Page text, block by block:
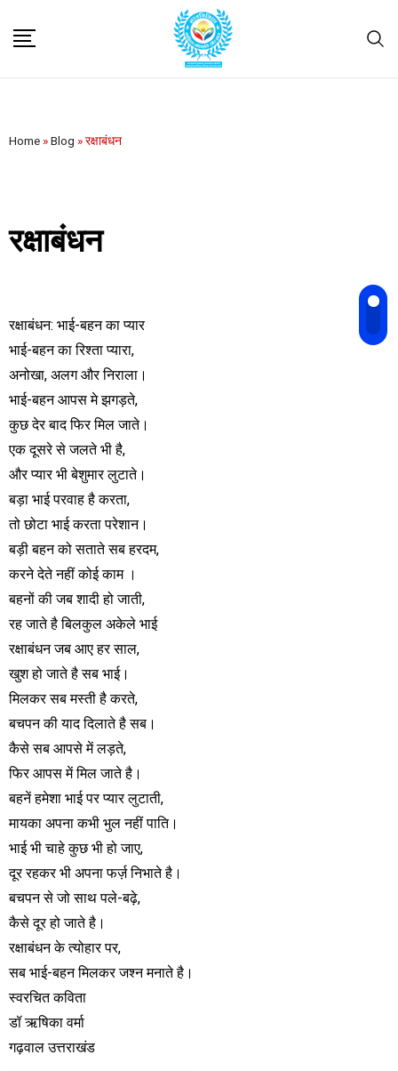
Home »Blog »रक्षाबंधन
रक्षाबंधन
रक्षाबंधन: भाई-बहन का प्यार
भाई-बहन का रिश्ता प्यारा,
अनोखा, अलग और निराला।
भाई-बहन आपस मे झगड़ते,
कुछ देर बाद फिर मिल जाते।
एक दूसरे से जलते भी है,
और प्यार भी बेशुमार लुटाते।
बड़ा भाई परवाह है करता,
तो छोटा भाई करता परेशान।
बड़ी बहन को सताते सब हरदम,
करने देते नहीं कोई काम ।
बहनों की जब शादी हो जाती,
रह जाते है बिलकुल अकेले भाई
रक्षाबंधन जब आए हर साल,
खुश हो जाते है सब भाई।
मिलकर सब मस्ती है करते,
बचपन की याद दिलाते है सब।
कैसे सब आपसे में लड़ते,
फिर आपस में मिल जाते है।
बहनें हमेशा भाई पर प्यार लुटाती,
मायका अपना कभी भुल नहीं पाति।
भाई भी चाहे कुछ भी हो जाए,
दूर रहकर भी अपना फर्ज़ निभाते है।
बचपन से जो साथ पले-बढ़े,
कैसे दूर हो जाते है।
रक्षाबंधन के त्योहार पर,
सब भाई-बहन मिलकर जश्न मनाते है।
स्वरचित कविता
डॉ ऋषिका वर्मा
गढ़वाल उत्तराखंड